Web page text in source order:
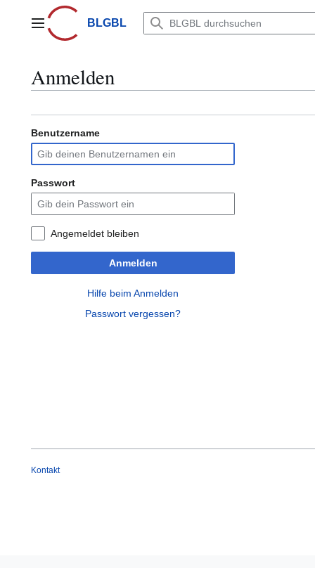
springenHauptmenüBLGBL
Anmelden
Benutzername
Passwort
Angemeldet bleiben
Anmelden
Hilfe beim Anmelden
Passwort vergessen?
Kontakt